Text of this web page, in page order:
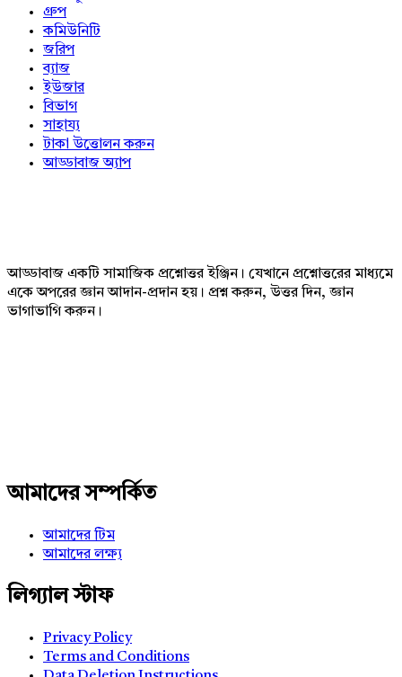
গ্রুপ
কমিউনিটি
জরিপ
ব্যাজ
ইউজার
বিভাগ
সাহায্য
টাকা উত্তোলন করুন
আড্ডাবাজ অ্যাপ
আড্ডাবাজ একটি সামাজিক প্রশ্নোত্তর ইঞ্জিন। যেখানে প্রশ্নোত্তরের মাধ্যমে
একে অপরের জ্ঞান আদান-প্রদান হয়। প্রশ্ন করুন, উত্তর দিন, জ্ঞান
ভাগাভাগি করুন।
আমাদের সম্পর্কিত
আমাদের টিম
আমাদের লক্ষ্য
লিগ্যাল স্টাফ
Privacy Policy
Terms and Conditions